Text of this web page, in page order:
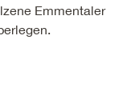
Emmentaler